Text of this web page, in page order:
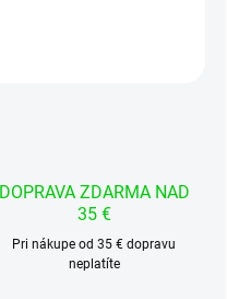
DOPRAVA ZDARMA NAD
35 €
Pri nákupe od 35 € dopravu
neplatíte